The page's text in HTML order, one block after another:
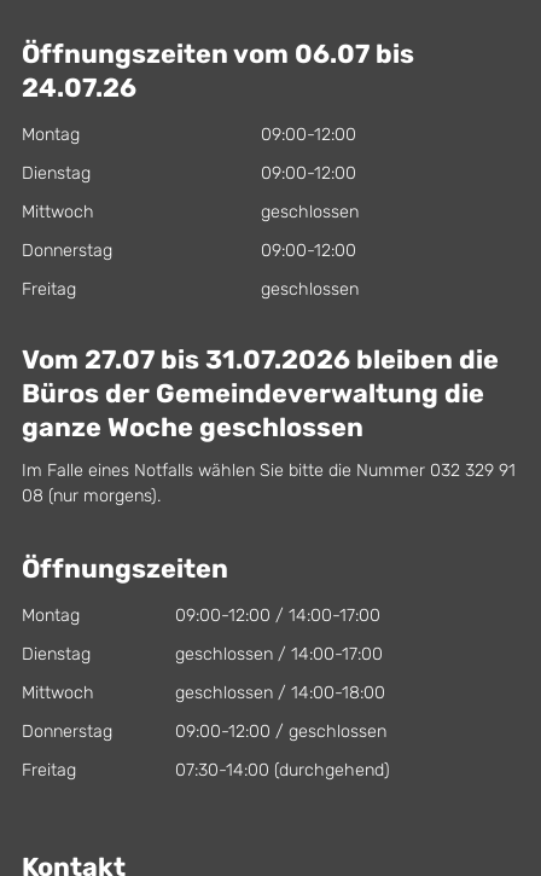
Öffnungszeiten vom 06.07 bis
24.07.26
Montag
09:00-12:00
Dienstag
09:00-12:00
Mittwoch
geschlossen
Donnerstag
09:00-12:00
Freitag
geschlossen
Vom 27.07 bis 31.07.2026 bleiben die
Büros der Gemeindeverwaltung die
ganze Woche geschlossen
Im Falle eines Notfalls wählen Sie bitte die Nummer 032 329 91
08 (nur morgens).
Öffnungszeiten
Montag
09:00-12:00 / 14:00-17:00
Dienstag
geschlossen / 14:00-17:00
Mittwoch
geschlossen / 14:00-18:00
Donnerstag
09:00-12:00 / geschlossen
Freitag
07:30-14:00 (durchgehend)
Kontakt